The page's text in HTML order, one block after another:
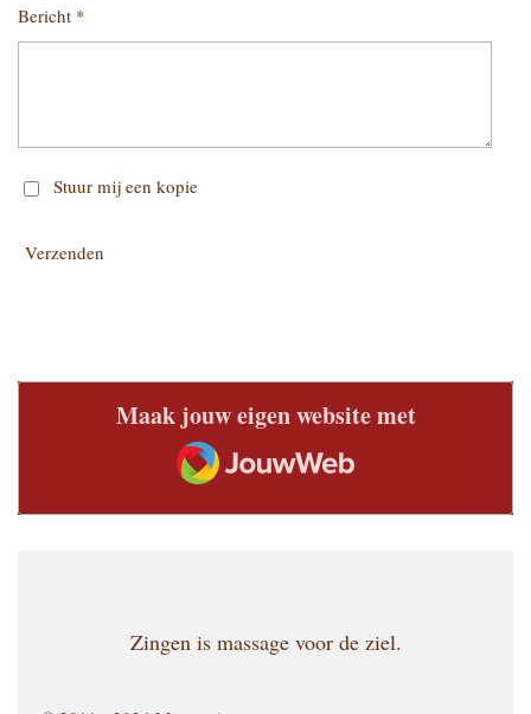
Bericht *
Stuur mij een kopie
Verzenden
Maak jouw eigen website met
JouwWeb
Zingen is massage voor de ziel.